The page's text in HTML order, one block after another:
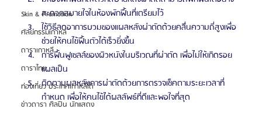
Skin & Promotion
ศัลยกรรมเกาหลี
ดาราเกาหลี
ดาราไทย
ท่องเที่ยว ประเทศเกาหลีใต้
ข่าวดารา ศิลปิน นักแสดง
สะดวกสบายใจในห้องพักฟื้นที่เตรียมไว้
ใช้วิธีลดอาการบวมของแผลหลังผ่าตัดด้วยคลื่นความถี่สูงเพื่อ
ช่วยให้คนไข้ฟื้นตัวได้เร็วยิ่งขึ้น
การฟื้นฟูเซลล์ของผิวหนังในบริเวณที่ผ่าตัด เพื่อไม่ให้เกิดรอย
แผลเป็น
ติดตามผลหลังการผ่าตัดด้วยการตรวจเช็คตามระยะเวลาที่
กำหนด เพื่อให้คนไข้ได้ผลลัพธ์ที่ดีและพอใจที่สุด